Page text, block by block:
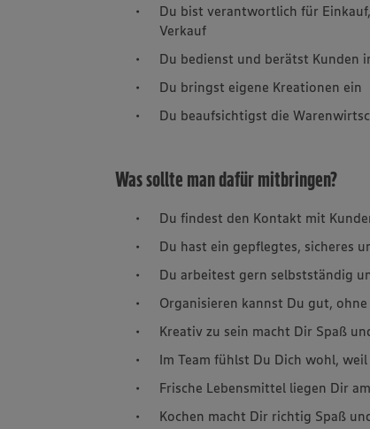
Du bist verantwortlich für
Verkauf
Du bedienst und berätst Kunden
Du bringst eigene Kreationen ein
Du beaufsichtigst die
Was sollte man dafür mitbringen?
Du findest den Kontakt mit
Du hast ein gepflegtes, sicheres
Du arbeitest gern selbstständig
Organisieren kannst Du gut,
Kreativ zu sein macht Dir Spaß
Im Team fühlst Du Dich wohl,
Frische Lebensmittel liegen Dir
Kochen macht Dir richtig Spaß